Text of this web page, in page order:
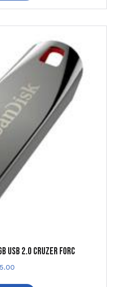
USB 2.0 CRUZER FORC